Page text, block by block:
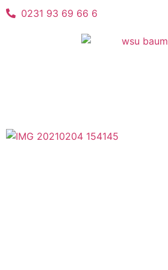
0231 93 69 66 6